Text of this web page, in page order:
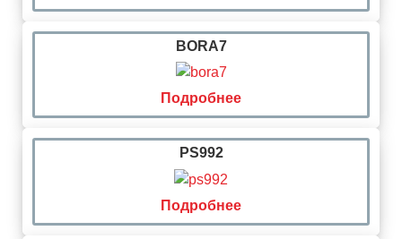
BORA7
Подробнее
PS992
Подробнее